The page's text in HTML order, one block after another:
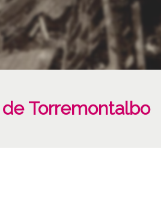
Torremontalbo